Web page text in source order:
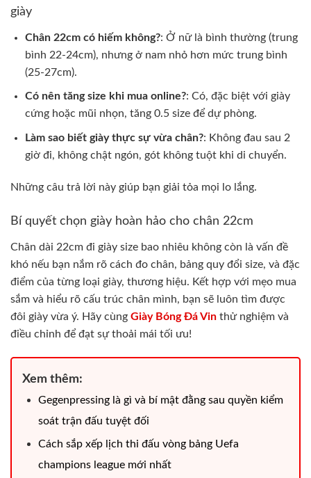
giày
Chân 22cm có hiếm không?: Ở nữ là bình thường (trung
bình 22-24cm), nhưng ở nam nhỏ hơn mức trung bình
(25-27cm).
Có nên tăng size khi mua online?: Có, đặc biệt với giày
cứng hoặc mũi nhọn, tăng 0.5 size để dự phòng.
Làm sao biết giày thực sự vừa chân?: Không đau sau 2
giờ đi, không chật ngón, gót không tuột khi di chuyển.
Những câu trả lời này giúp bạn giải tỏa mọi lo lắng.
Bí quyết chọn giày hoàn hảo cho chân 22cm
Chân dài 22cm đi giày size bao nhiêu không còn là vấn đề
khó nếu bạn nắm rõ cách đo chân, bảng quy đổi size, và đặc
điểm của từng loại giày, thương hiệu. Kết hợp với mẹo mua
sắm và hiểu rõ cấu trúc chân mình, bạn sẽ luôn tìm được
đôi giày vừa ý. Hãy cùng Giày Bóng Đá Vin thử nghiệm và
điều chỉnh để đạt sự thoải mái tối ưu!
Xem thêm:
Gegenpressing là gì và bí mật đằng sau quyền kiểm
soát trận đấu tuyệt đối
Cách sắp xếp lịch thi đấu vòng bảng Uefa
champions league mới nhất